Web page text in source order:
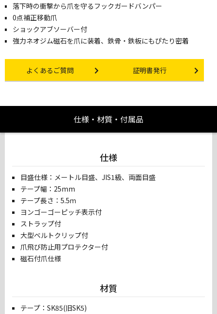
落下時の衝撃から爪を守るフックガードバンパー
0点補正移動爪
ショックアブソーバー付
強力ネオジム磁石を爪に装着、鉄骨・鉄板にもぴたり密着
Other link
よくあるご質問 Certificate Issuance
証明書発行
仕様・材質・付属品
仕様
目盛仕様：メートル目盛、JIS1級、両面目盛
テープ幅：25mm
テープ長さ：5.5ｍ
ヨンゴーゴーピッチ表示付
ストラップ付
大型ベルトクリップ付
爪飛び防止用プロテクター付
磁石付爪仕様
材質
テープ：SK85(旧SK5)